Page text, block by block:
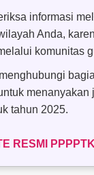
informasi
Anda,
komunitas
tahun 2025.
RESMI